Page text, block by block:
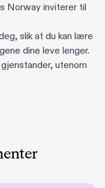
Norway inviterer til
slik at du kan lære
dine leve lenger.
utenom